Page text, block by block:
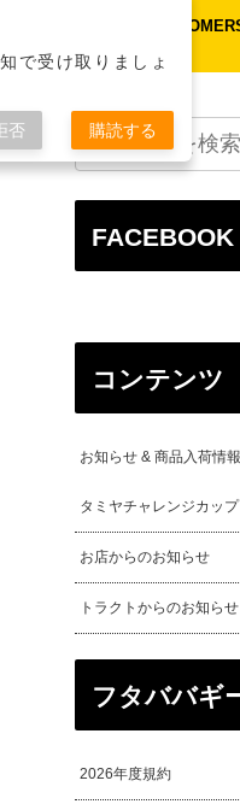
ALL OVERSEAS
FACEBOOK
コンテンツ
お知らせ & 商品入荷情報
タミヤチャレンジカップ
お店からのお知らせ
トラクトからのお知らせ
フタババギ
2026年度規約
で受け取りましょ
否 購読する